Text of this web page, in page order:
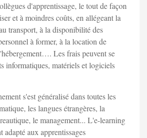
d'apprentissage, le tout de façon
et à moindres coûts, en allégeant la
transport, à la disponibilité des
à former, à la location de
Les frais peuvent se
informatiques, matériels et logiciels
s'est généralisé dans toutes les
les langues étrangères, la
le management... L'e-learning
adapté aux apprentissages